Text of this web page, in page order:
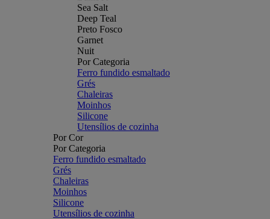
Sea Salt
Deep Teal
Preto Fosco
Garnet
Nuit
Por Categoria
Ferro fundido esmaltado
Grés
Chaleiras
Moinhos
Silicone
Utensílios de cozinha
Por Cor
Por Categoria
Ferro fundido esmaltado
Grés
Chaleiras
Moinhos
Silicone
Utensílios de cozinha